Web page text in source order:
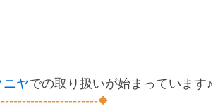
ヤでの取り扱いが始まっています♪
◆